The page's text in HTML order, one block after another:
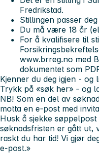
Fredrikstad.
Stillingen passer
Du må være 18 år
For å kvalifisere til
www.brreg.no med
dokumentet som
Kjenner du deg igjen - og
Trykk på «søk her» - og
NB! Som en del av
motta en e-post med
Husk å sjekke
søknadsfristen er gått ut,
raskt du har tid! Vi gjør
e-post.»